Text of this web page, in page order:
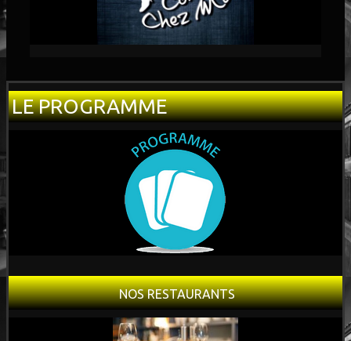
LE PROGRAMME
NOS RESTAURANTS